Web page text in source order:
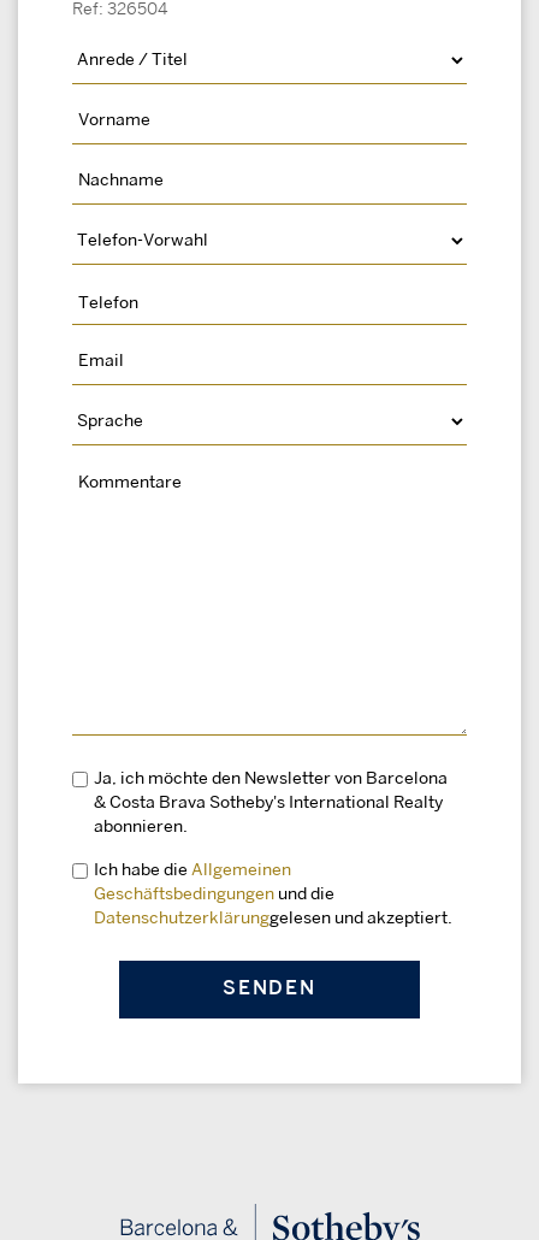
Ref: 326504
Ja, ich möchte den Newsletter von Barcelona
& Costa Brava Sotheby's International Realty
abonnieren.
Ich habe die Allgemeinen
Geschäftsbedingungen und die
Datenschutzerklärunggelesen und akzeptiert.